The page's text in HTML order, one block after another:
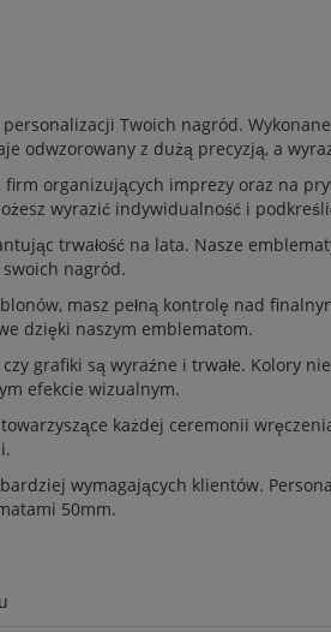
Twoich nagród.
odwzorowany z dużą precyzją, a
organizujących imprezy oraz na
wyrazić indywidualność i
trwałość na lata. Nasze
nagród.
masz pełną kontrolę nad
dzięki naszym emblematom.
grafiki są wyraźne i trwałe. Kolory
efekcie wizualnym.
każdej ceremonii
wymagających klientów.
50mm.